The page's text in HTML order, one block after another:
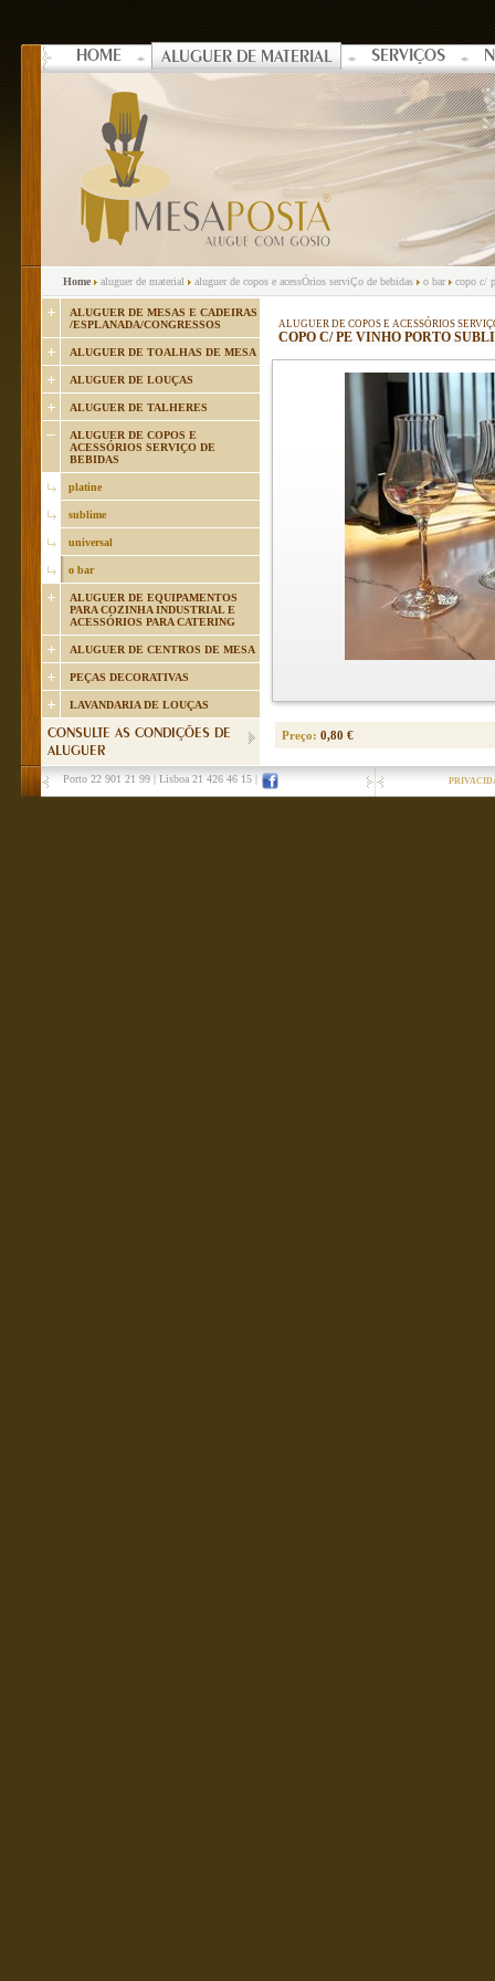
HOME ALUGUER DE MATERIAL SERVIÇOS
Home aluguer de material aluguer de copos e acessÓrios serviÇo de bebidas o bar copo c/
ALUGUER DE MESAS E CADEIRAS
/ESPLANADA/CONGRESSOS
ALUGUER DE TOALHAS DE MESA
ALUGUER DE LOUÇAS
ALUGUER DE TALHERES
ALUGUER DE COPOS E
ACESSÓRIOS SERVIÇO DE
BEBIDAS
platine
sublime
universal
o bar
ALUGUER DE EQUIPAMENTOS
PARA COZINHA INDUSTRIAL E
ACESSÓRIOS PARA CATERING
ALUGUER DE CENTROS DE MESA
PEÇAS DECORATIVAS
LAVANDARIA DE LOUÇAS
CONSULTE AS CONDIÇÕES DE
ALUGUER
ALUGUER DE COPOS E ACESSÓRIOS
COPO C/ PE VINHO PORTO
Preço: 0,80 €
Porto 22 901 21 99 Lisboa 21 426 46 15